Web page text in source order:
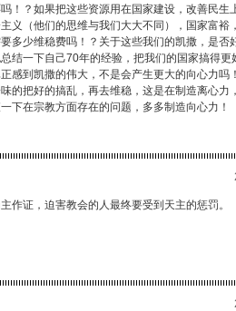
！？如果把这些资源用在国家建设，改善民生
义（他们的思维与我们大大不同），国家富裕
多少维稳费吗！？关于这些我们的凯撒，是否
结一下自己70年的经验，把我们的国家搞得
感到凯撒的伟大，不是会产生更大的向心力吗
的把好的搞乱，再去维稳，这是在制造离心力
下在宗教方面存在的问题，多多制造向心力！
作证，迫害教会的人最终要受到天主的惩罚。